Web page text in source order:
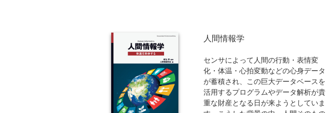
色々な場面で，よりスマートで洗練さ
もらえれば，本書の目的は十分に達成
されたとものと考えます。
人間情報学
センサによって人間の行動・表情変
化・体温・心拍変動などの心身データ
が蓄積され、この巨大データベースを
活用するプログラムやデータ解析が貴
重な財産となる日が来ようとしていま